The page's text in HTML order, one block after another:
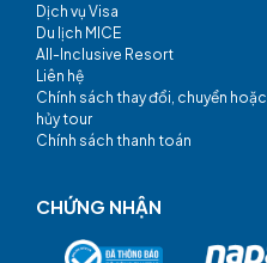
Dịch vụ Visa
Du lịch MICE
All-Inclusive Resort
Liên hệ
Chính sách thay đổi, chuyển hoặc
hủy tour
Chính sách thanh toán
CHỨNG NHẬN